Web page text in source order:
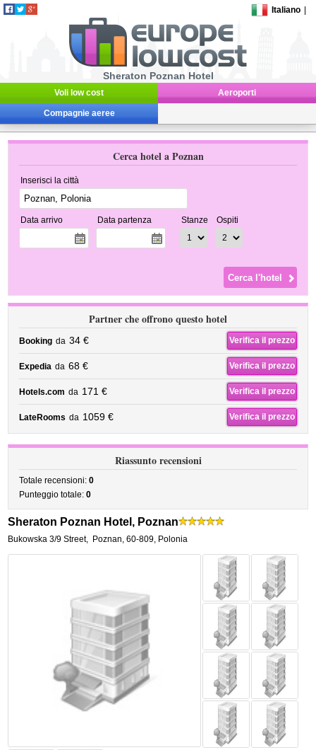
Italiano
Sheraton Poznan Hotel
Voli low cost Aeroporti
Compagnie aeree
Cerca hotel a Poznan
Inserisci la città
Data arrivo Data partenza Stanze Ospiti
Partner che offrono questo hotel
Booking da 34 € Verifica il prezzo
Expedia da 68 € Verifica il prezzo
Hotels.com da 171 € Verifica il prezzo
LateRooms da 1059 € Verifica il prezzo
Riassunto recensioni
Totale recensioni:0
Punteggio totale:0
Sheraton Poznan Hotel, Poznan
Bukowska 3/9 Street, Poznan,60-809, Polonia